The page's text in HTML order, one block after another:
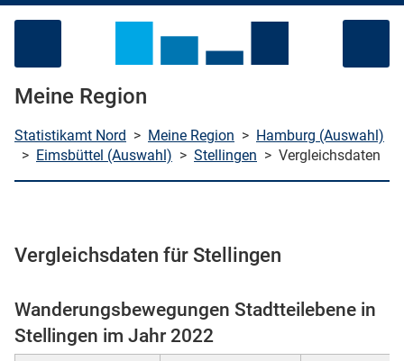
Meine Region
Statistikamt Nord > Meine Region > Hamburg (Auswahl)
> Eimsbüttel (Auswahl) > Stellingen > Vergleichsdaten
Vergleichsdaten für Stellingen
Wanderungsbewegungen Stadtteilebene in
Stellingen im Jahr 2022